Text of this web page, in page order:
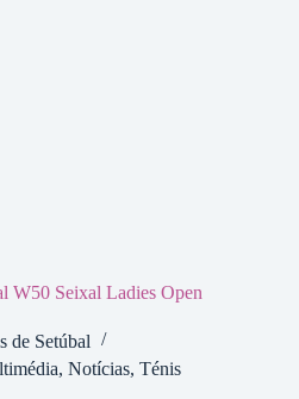
W50 Seixal Ladies Open
de Setúbal
, Notícias, Ténis